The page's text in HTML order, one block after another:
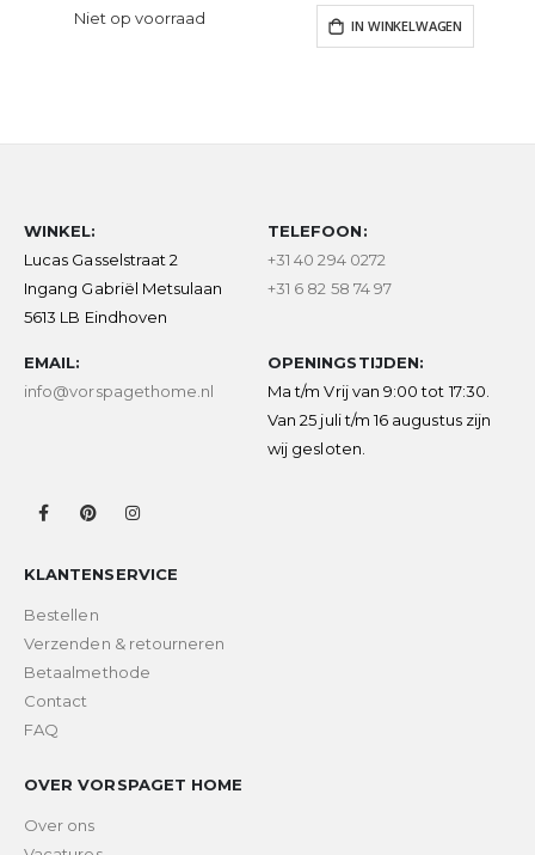
Niet op voorraad IN WINKELWAGEN
WINKEL:
Lucas Gasselstraat 2
Ingang Gabriël Metsulaan
5613 LB Eindhoven
TELEFOON:
+31 40 294 0272
+31 6 82 58 74 97
EMAIL:
info@vorspagethome.nl
OPENINGSTIJDEN:
Ma t/m Vrij van 9:00 tot 17:30.
Van 25 juli t/m 16 augustus zijn
wij gesloten.
KLANTENSERVICE
Bestellen
Verzenden & retourneren
Betaalmethode
Contact
FAQ
OVER VORSPAGET HOME
Over ons